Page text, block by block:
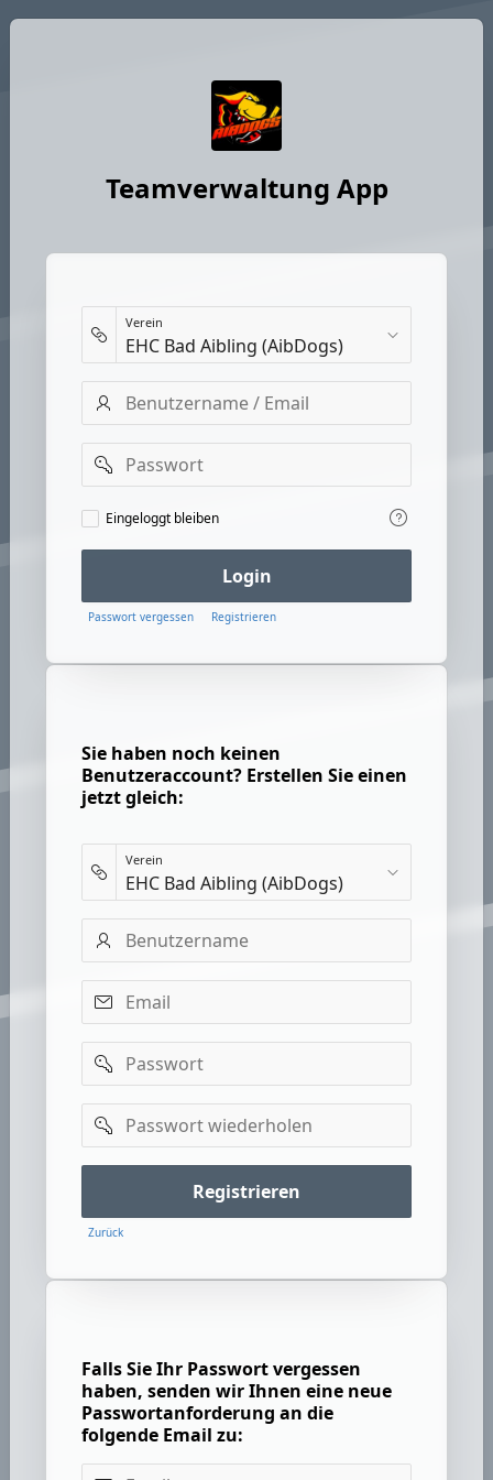
Teamverwaltung App
Verein
Benutzername
Email
Passwort
Eingeloggt
bleiben
Eingeloggt bleiben
Login
Passwort vergessen Registrieren
Sie haben noch keinen
Benutzeraccount? Erstellen Sie einen
jetzt gleich:
Verein
Benutzername
Email
Passwort
Passwort
wiederholen
Registrieren
Zurück
Falls Sie Ihr Passwort vergessen
haben, senden wir Ihnen eine neue
Passwortanforderung an die
folgende Email zu:
Email